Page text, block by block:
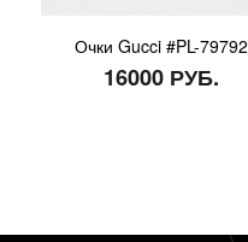
Очки Gucci #PL-79792
16000 РУБ.